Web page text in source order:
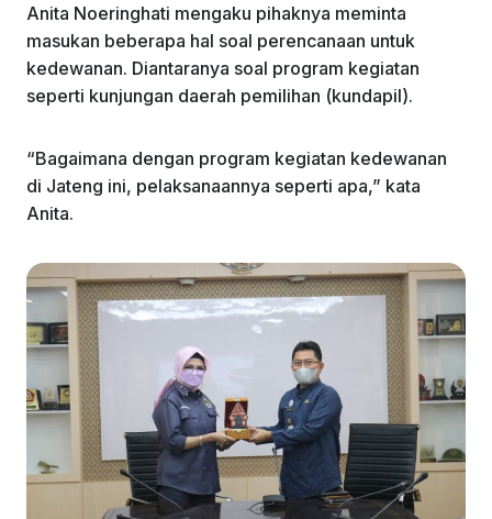
Anita Noeringhati mengaku pihaknya meminta
masukan beberapa hal soal perencanaan untuk
kedewanan. Diantaranya soal program kegiatan
seperti kunjungan daerah pemilihan (kundapil).
“Bagaimana dengan program kegiatan kedewanan
di Jateng ini, pelaksanaannya seperti apa,” kata
Anita.